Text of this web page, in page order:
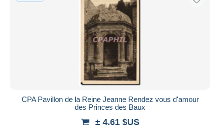
CPA Pavillon de la Reine Jeanne Rendez vous d'amour
des Princes des Baux
± 4,61 $US